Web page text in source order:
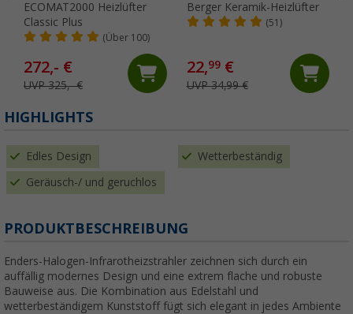
ECOMAT2000 Heizlüfter
Classic Plus
(Über 100)
272,- €
UVP 325,- €
Berger Keramik-Heizlüfter
(51)
22,99€
UVP 34,99 €
HIGHLIGHTS
Edles Design Wetterbeständig
Geräusch-/ und geruchlos
PRODUKTBESCHREIBUNG
Enders-Halogen-Infrarotheizstrahler zeichnen sich durch ein
auffällig modernes Design und eine extrem flache und robuste
Bauweise aus. Die Kombination aus Edelstahl und
wetterbeständigem Kunststoff fügt sich elegant in jedes Ambiente